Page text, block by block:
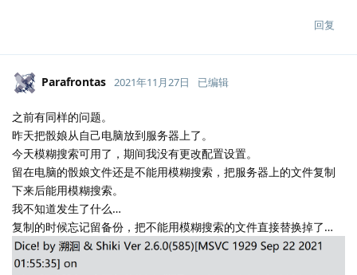
回复
Parafrontas 2021年11月27日 已编辑
之前有同样的问题。
昨天把骰娘从自己电脑放到服务器上了。
今天模糊搜索可用了，期间我没有更改配置设置。
留在电脑的骰娘文件还是不能用模糊搜索，把服务器上的文件复制
下来后能用模糊搜索。
我不知道发生了什么…
复制的时候忘记留备份，把不能用模糊搜索的文件直接替换掉了…